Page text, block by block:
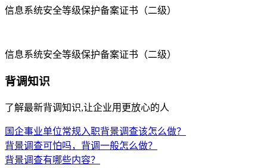
信息系统安全等级保护备案证书（二级）
信息系统安全等级保护备案证书（二级）
背调知识
了解最新背调知识,让企业用更放心的人
国企事业单位常规入职背景调查该怎么做？
背景调查可怕吗，背调一般怎么做？
背景调查有哪些内容？